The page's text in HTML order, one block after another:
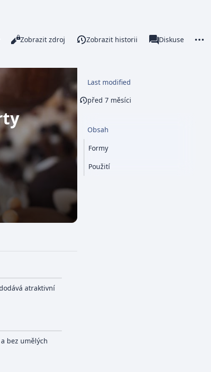
this page
Zobrazení
Číst
Zobrazit zdroj Zobrazit historii associated-pages
Stránka
Diskuse
atraktivní
bez umělých
Last modified
před 7 měsíci
Obsah
Formy
Použití